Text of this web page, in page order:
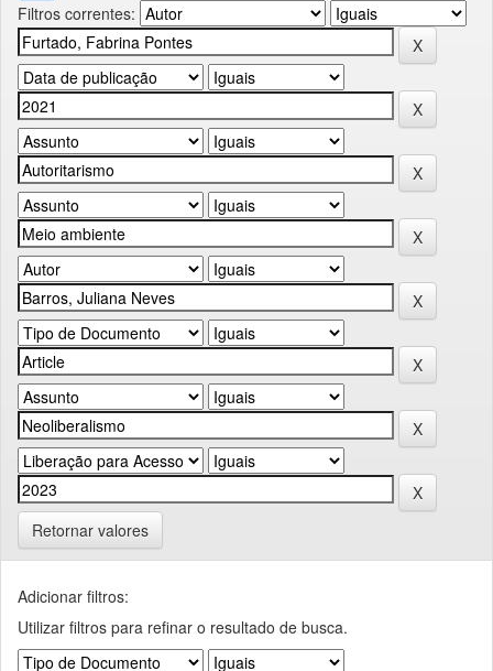
Filtros correntes:
Retornar valores
Adicionar filtros:
Utilizar filtros para refinar o resultado de busca.